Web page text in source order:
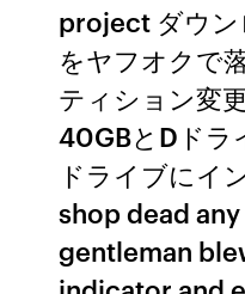
project ダウ
をヤフオクで
ティション変
40GBとDドラ
ドライブにイ
shop dead
gentleman